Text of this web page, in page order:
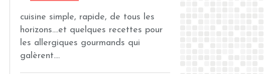
cuisine simple, rapide, de tous les
horizons....et quelques recettes pour
les allergiques gourmands qui
galèrent....